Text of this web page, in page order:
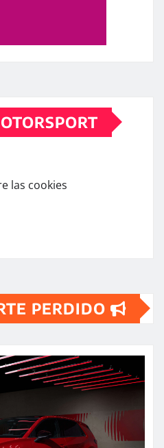
las cookies
PERDIDO